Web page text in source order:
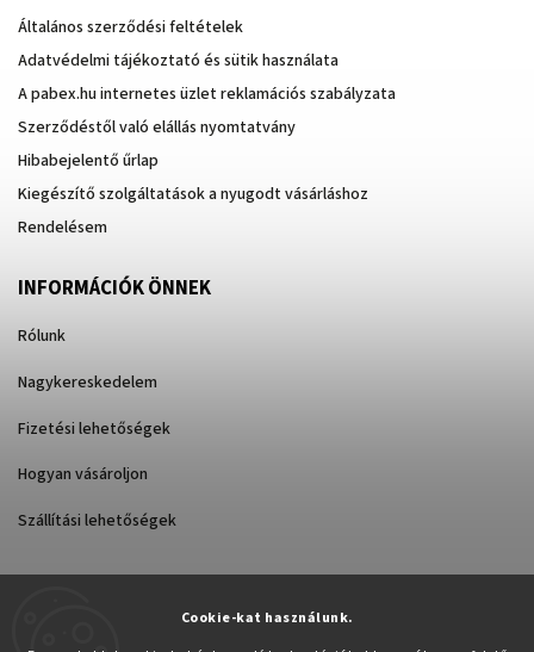
Cookie-kat használunk.
Általános szerződési feltételek
Adatvédelmi tájékoztató és sütik használata
A pabex.hu internetes üzlet reklamációs szabályzata
Szerződéstől való elállás nyomtatvány
Hibabejelentő űrlap
Kiegészítő szolgáltatások a nyugodt vásárláshoz
Rendelésem
INFORMÁCIÓK ÖNNEK
Rólunk
Nagykereskedelem
Fizetési lehetőségek
Hogyan vásároljon
Szállítási lehetőségek